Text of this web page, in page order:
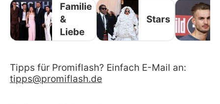
Familie
&
Liebe
Stars
Tipps für Promiflash? Einfach E-Mail an:
tipps@promiflash.de